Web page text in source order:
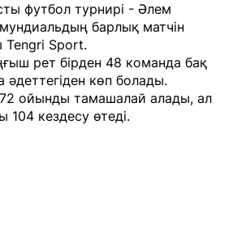
футбол турнирі - Әлем
барлық матчін
Tengri Sport.
рет бірден 48 команда бақ
көп болады.
72 ойынды тамашалай алады, ал
кездесу өтеді.